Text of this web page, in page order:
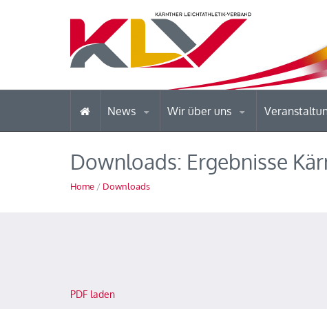
News Wir über uns
Downloads: Ergebnisse
Home / Downloads
PDF laden